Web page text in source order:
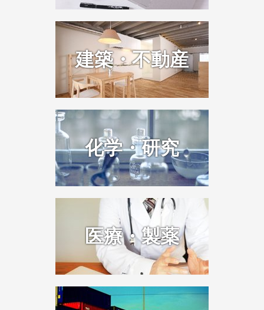
建築・不動産
化学・研究
医療・製薬